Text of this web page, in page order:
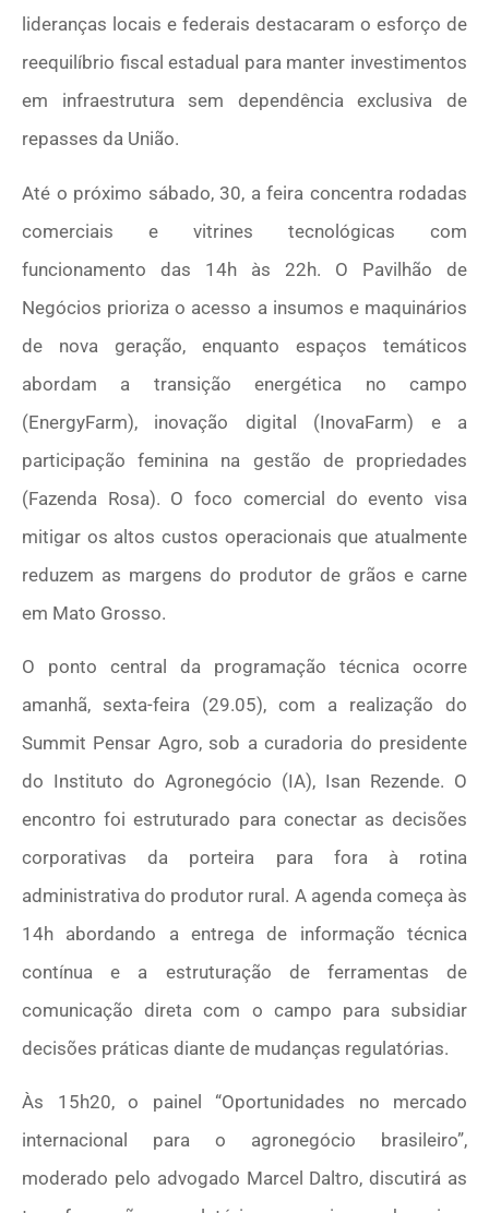
lideranças locais e federais destacaram o esforço de
reequilíbrio fiscal estadual para manter investimentos
em infraestrutura sem dependência exclusiva de
repasses da União.
Até o próximo sábado, 30, a feira concentra rodadas
comerciais e vitrines tecnológicas com
funcionamento das 14h às 22h. O Pavilhão de
Negócios prioriza o acesso a insumos e maquinários
de nova geração, enquanto espaços temáticos
abordam a transição energética no campo
(EnergyFarm), inovação digital (InovaFarm) e a
participação feminina na gestão de propriedades
(Fazenda Rosa). O foco comercial do evento visa
mitigar os altos custos operacionais que atualmente
reduzem as margens do produtor de grãos e carne
em Mato Grosso.
O ponto central da programação técnica ocorre
amanhã, sexta-feira (29.05), com a realização do
Summit Pensar Agro, sob a curadoria do presidente
do Instituto do Agronegócio (IA), Isan Rezende. O
encontro foi estruturado para conectar as decisões
corporativas da porteira para fora à rotina
administrativa do produtor rural. A agenda começa às
14h abordando a entrega de informação técnica
contínua e a estruturação de ferramentas de
comunicação direta com o campo para subsidiar
decisões práticas diante de mudanças regulatórias.
Às 15h20, o painel “Oportunidades no mercado
internacional para o agronegócio brasileiro”,
moderado pelo advogado Marcel Daltro, discutirá as